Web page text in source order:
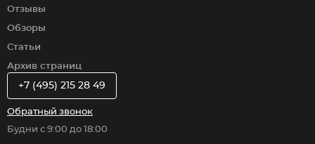
Отзывы
Обзоры
Статьи
Архив страниц
+7 (495) 215 28 49
Обратный звонок
Будни с 9:00 до 18:00